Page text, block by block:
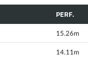
PERF.
15.26m
14.11m